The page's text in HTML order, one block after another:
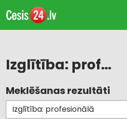
Izglītība: profesionālā
Visas nozares
Izglītība: profesionālā
Meklēšanas rezultāti